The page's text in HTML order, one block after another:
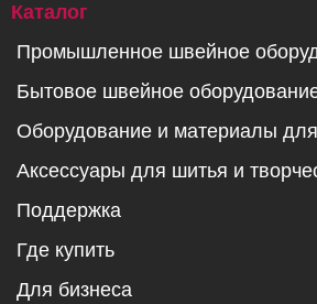
Каталог
Промышленное швейное
Бытовое швейное
Оборудование и материалы
Аксессуары для шитья и
Поддержка
Где купить
Для бизнеса